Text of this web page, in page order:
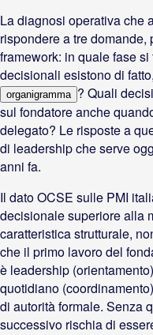
La diagnosi operativa che
rispondere a tre
framework: in quale fase
decisionali esistono di
organigramma ? Quali
sul fondatore anche
delegato? Le risposte a
di leadership che serve
anni fa.
Il dato OCSE sulle PMI
decisionale superiore alla
caratteristica strutturale,
che il primo lavoro del
è leadership
quotidiano
di autorità formale. Senza
successivo rischia di